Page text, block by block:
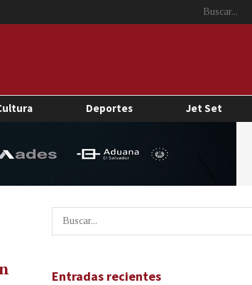
Deportes Jet Set
Entradas recientes